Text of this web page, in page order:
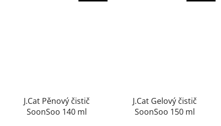
J.Cat Pěnový čistič
SoonSoo 140 ml
J.Cat Gelový čistič
SoonSoo 150 ml